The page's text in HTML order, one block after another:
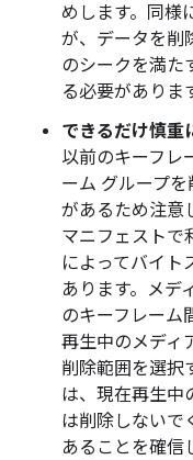
めします。同様
が、データを削
のシークを満た
る必要がありま
できるだけ慎重
以前のキーフレ
ーム グループ
があるため注意
マニフェストで
によってバイト
あります。メデ
のキーフレーム
再生中のメディ
削除範囲を選択
は、現在再生中
は削除しないで
あることを確信